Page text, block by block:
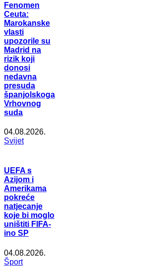
Fenomen
Ceuta:
Marokanske
vlasti
upozorile su
Madrid na
rizik koji
donosi
nedavna
presuda
španjolskoga
Vrhovnog
suda
04.08.2026.
Svijet
UEFA s
Azijom i
Amerikama
pokreće
natjecanje
koje bi moglo
uništiti FIFA-
ino SP
04.08.2026.
Šport